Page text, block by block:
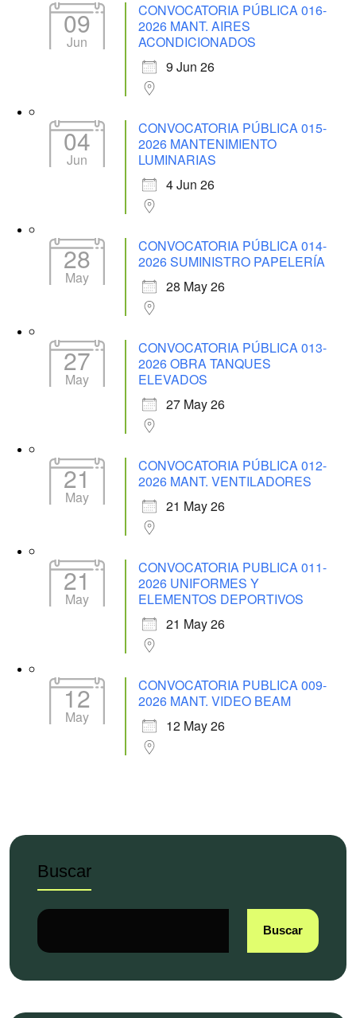
09
Jun
CONVOCATORIA PÚBLICA 016-
2026 MANT. AIRES
ACONDICIONADOS
9 Jun 26
04
Jun
CONVOCATORIA PÚBLICA 015-
2026 MANTENIMIENTO
LUMINARIAS
4 Jun 26
28
May
CONVOCATORIA PÚBLICA 014-
2026 SUMINISTRO PAPELERÍA
28 May 26
27
May
CONVOCATORIA PÚBLICA 013-
2026 OBRA TANQUES
ELEVADOS
27 May 26
21
May
CONVOCATORIA PÚBLICA 012-
2026 MANT. VENTILADORES
21 May 26
21
May
CONVOCATORIA PUBLICA 011-
2026 UNIFORMES Y
ELEMENTOS DEPORTIVOS
21 May 26
12
May
CONVOCATORIA PUBLICA 009-
2026 MANT. VIDEO BEAM
12 May 26
Buscar
Buscar